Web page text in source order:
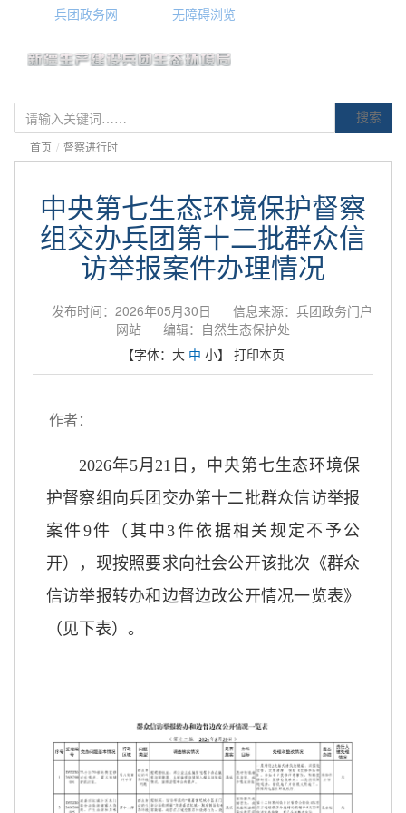
兵团政务网 无障碍浏览
搜索
首页 / 督察进行时
中央第七生态环境保护督察
组交办兵团第十二批群众信
访举报案件办理情况
发布时间：2026年05月30日
信息来源：兵团政务门户
网站
编辑：自然生态保护处
【字体： 大 中 小】 打印本页
作者：
2026年5月21日，中央第七生态环境保
护督察组向兵团交办第十二批群众信访举报
案件9件（其中3件依据相关规定不予公
开），现按照要求向社会公开该批次《群众
信访举报转办和边督边改公开情况一览表》
（见下表）。